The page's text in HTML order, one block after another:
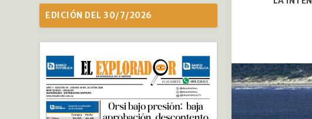
EDICIÓN DEL 30/7/2026